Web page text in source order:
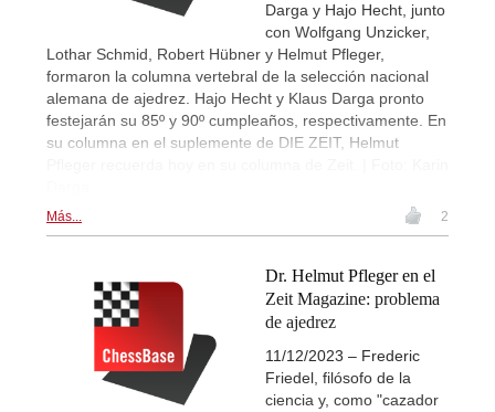
Darga y Hajo Hecht, junto
con Wolfgang Unzicker,
Lothar Schmid, Robert Hübner y Helmut Pfleger,
formaron la columna vertebral de la selección nacional
alemana de ajedrez. Hajo Hecht y Klaus Darga pronto
festejarán su 85º y 90º cumpleaños, respectivamente. En
su columna en el suplemente de DIE ZEIT, Helmut
Más... 2
Dr. Helmut Pfleger en el
Zeit Magazine: problema
de ajedrez
11/12/2023 – Frederic
Friedel, filósofo de la
ciencia y, como "cazador